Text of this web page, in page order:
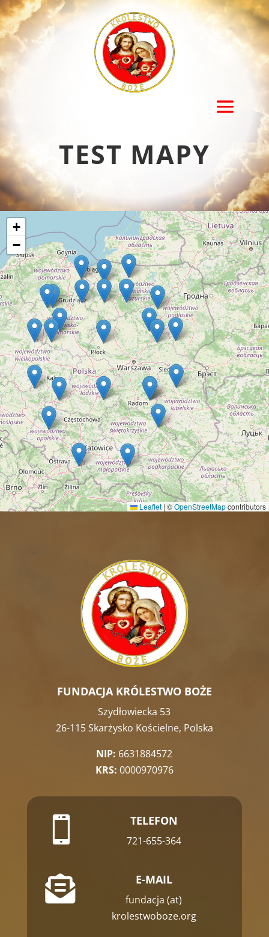
TEST MAPY
+
−
Leaflet | ©OpenStreetMapcontributors
FUNDACJA KRÓLESTWO BOŻE
Szydłowiecka 53
26-115 Skarżysko Kościelne, Polska
NIP: 6631884572
KRS: 0000970976
 TELEFON
721-655-364
 E-MAIL
fundacja (at)
krolestwoboze.org